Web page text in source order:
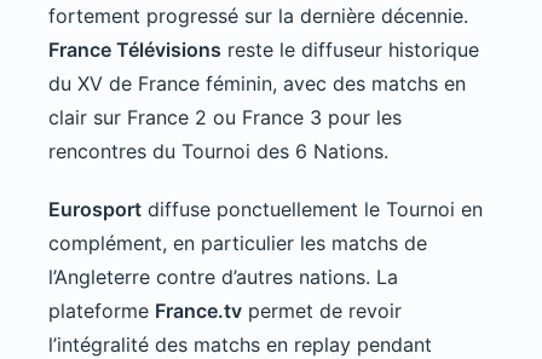
fortement progressé sur la dernière décennie.
France Télévisions reste le diffuseur historique
du XV de France féminin, avec des matchs en
clair sur France 2 ou France 3 pour les
rencontres du Tournoi des 6 Nations.
Eurosport diffuse ponctuellement le Tournoi en
complément, en particulier les matchs de
l’Angleterre contre d’autres nations. La
plateforme France.tv permet de revoir
l’intégralité des matchs en replay pendant